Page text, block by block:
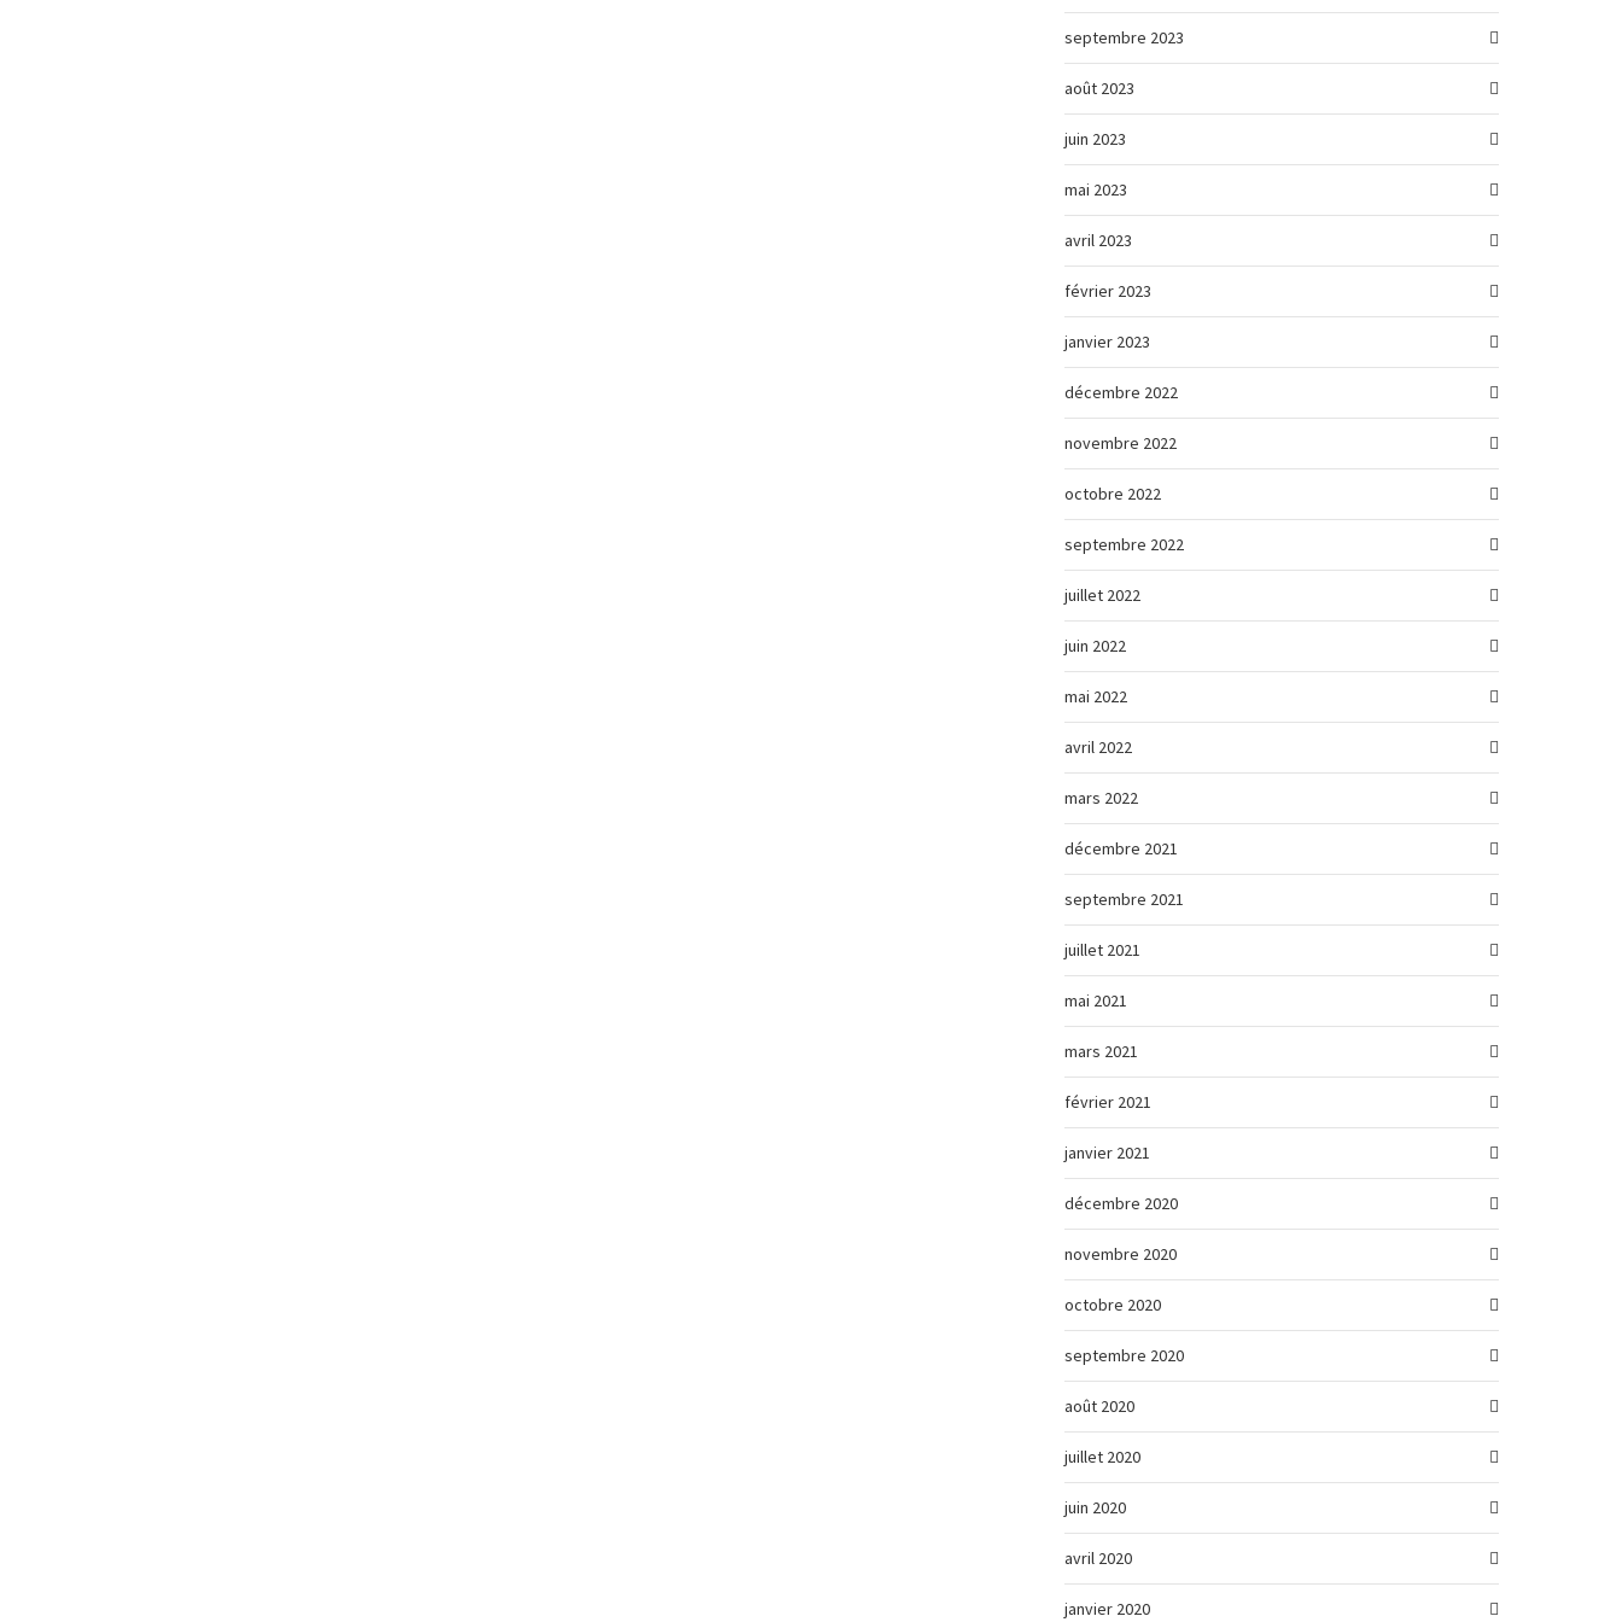
septembre 2023
août 2023
juin 2023
mai 2023
avril 2023
février 2023
janvier 2023
décembre 2022
novembre 2022
octobre 2022
septembre 2022
juillet 2022
juin 2022
mai 2022
avril 2022
mars 2022
décembre 2021
septembre 2021
juillet 2021
mai 2021
mars 2021
février 2021
janvier 2021
décembre 2020
novembre 2020
octobre 2020
septembre 2020
août 2020
juillet 2020
juin 2020
avril 2020
janvier 2020